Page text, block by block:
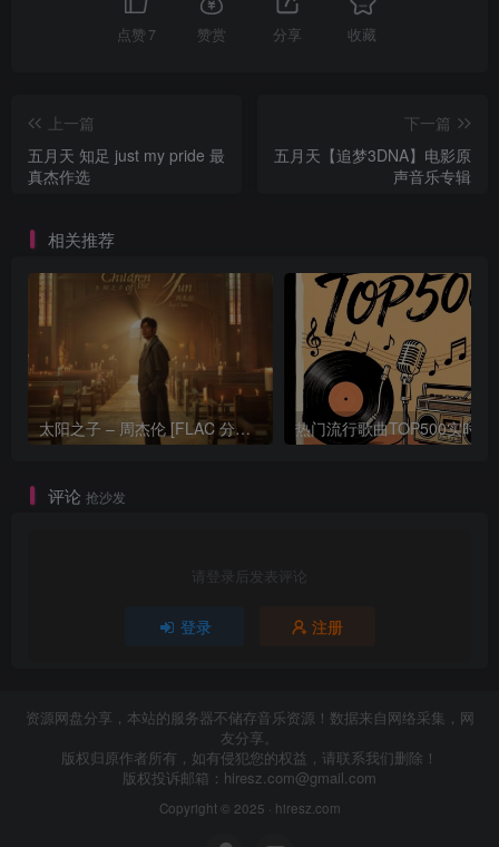
点赞 7 赞赏 分享 收藏
上一篇
五月天 知足 just my pride 最
真杰作选
下一篇
五月天【追梦3DNA】电影原
声音乐专辑
相关推荐
太阳之子 – 周杰伦 [FLAC 分轨 192Khz 24bit]
评论 抢沙发
请登录后发表评论
登录 注册
资源网盘分享，本站的服务器不储存音乐资源！数据来自网络采集，网
友分享。
版权归原作者所有，如有侵犯您的权益，请联系我们删除！
版权投诉邮箱： hiresz.com@gmail.com
Copyright © 2025 · hiresz.com